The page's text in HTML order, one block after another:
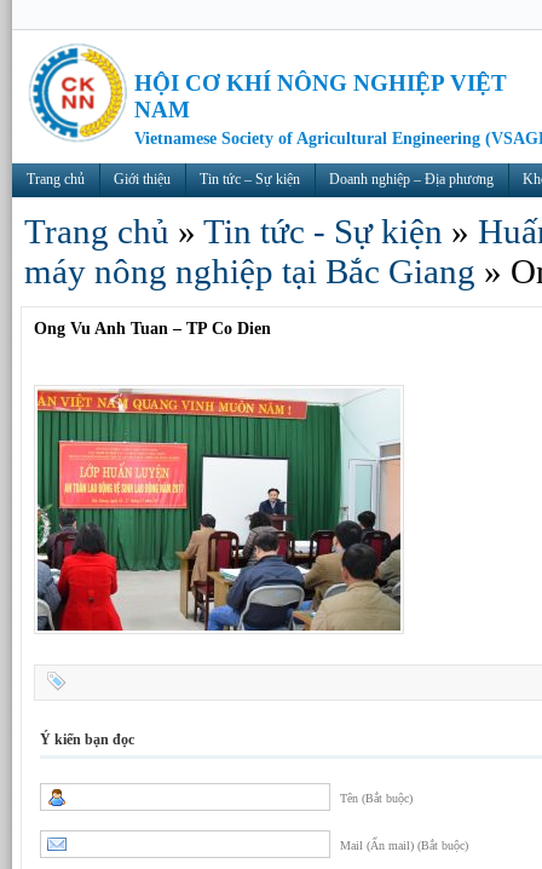
HỘI CƠ KHÍ NÔNG NGHIỆP VIỆT
NAM
Vietnamese Society of Agricultural Engineering
Trang chủ Giới thiệu Tin tức – Sự kiện Doanh nghiệp – Địa phương
Trang chủ » Tin tức - Sự kiện »
máy nông nghiệp tại Bắc Giang »
Ong Vu Anh Tuan – TP Co Dien
Ý kiến bạn đọc
Tên (Bắt buộc)
Mail (Ẩn mail) (Bắt buộc)